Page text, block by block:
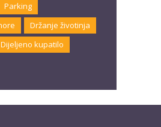
Parking
Držanje životinja
Dijeljeno kupatilo